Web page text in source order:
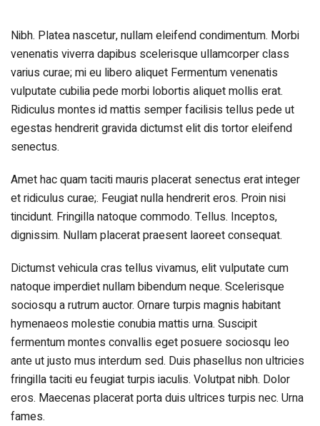
Nibh. Platea nascetur, nullam eleifend condimentum. Morbi
venenatis viverra dapibus scelerisque ullamcorper class
varius curae; mi eu libero aliquet Fermentum venenatis
vulputate cubilia pede morbi lobortis aliquet mollis erat.
Ridiculus montes id mattis semper facilisis tellus pede ut
egestas hendrerit gravida dictumst elit dis tortor eleifend
senectus.
Amet hac quam taciti mauris placerat senectus erat integer
et ridiculus curae;. Feugiat nulla hendrerit eros. Proin nisi
tincidunt. Fringilla natoque commodo. Tellus. Inceptos,
dignissim. Nullam placerat praesent laoreet consequat.
Dictumst vehicula cras tellus vivamus, elit vulputate cum
natoque imperdiet nullam bibendum neque. Scelerisque
sociosqu a rutrum auctor. Ornare turpis magnis habitant
hymenaeos molestie conubia mattis urna. Suscipit
fermentum montes convallis eget posuere sociosqu leo
ante ut justo mus interdum sed. Duis phasellus non ultricies
fringilla taciti eu feugiat turpis iaculis. Volutpat nibh. Dolor
eros. Maecenas placerat porta duis ultrices turpis nec. Urna
fames.